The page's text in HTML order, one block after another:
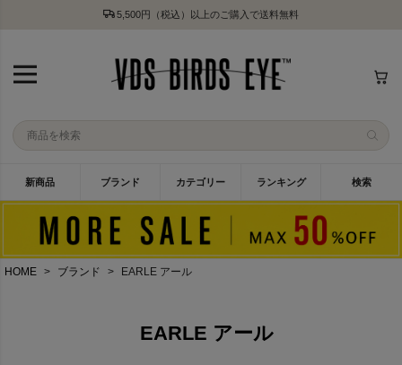
5,500円（税込）以上のご購入で送料無料
新商品 ブランド カテゴリー ランキング 検索
HOME ブランド EARLE アール
EARLE アール